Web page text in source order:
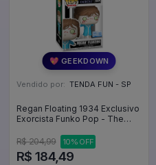
💖 GEEKDOWN
Vendido por: TENDA FUN - SP
Regan Floating 1934 Exclusivo
Exorcista Funko Pop - The
R$ 204,99 10% OFF
R$ 184,49